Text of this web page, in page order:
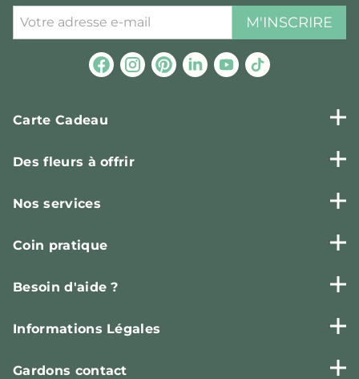
M'INSCRIRE
Carte Cadeau
Des fleurs à offrir
Nos services
Coin pratique
Besoin d'aide ?
Informations Légales
Gardons contact